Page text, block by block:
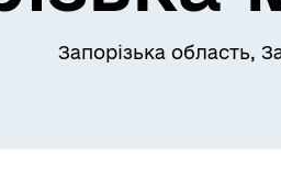
Запорізька область,